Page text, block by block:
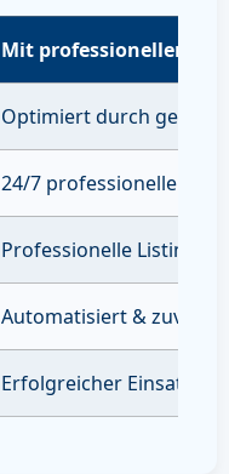
Mit professioneller
Optimiert durch
24/7 professioneller
Professionelle Listings
Automatisiert &
Erfolgreicher Einsatz